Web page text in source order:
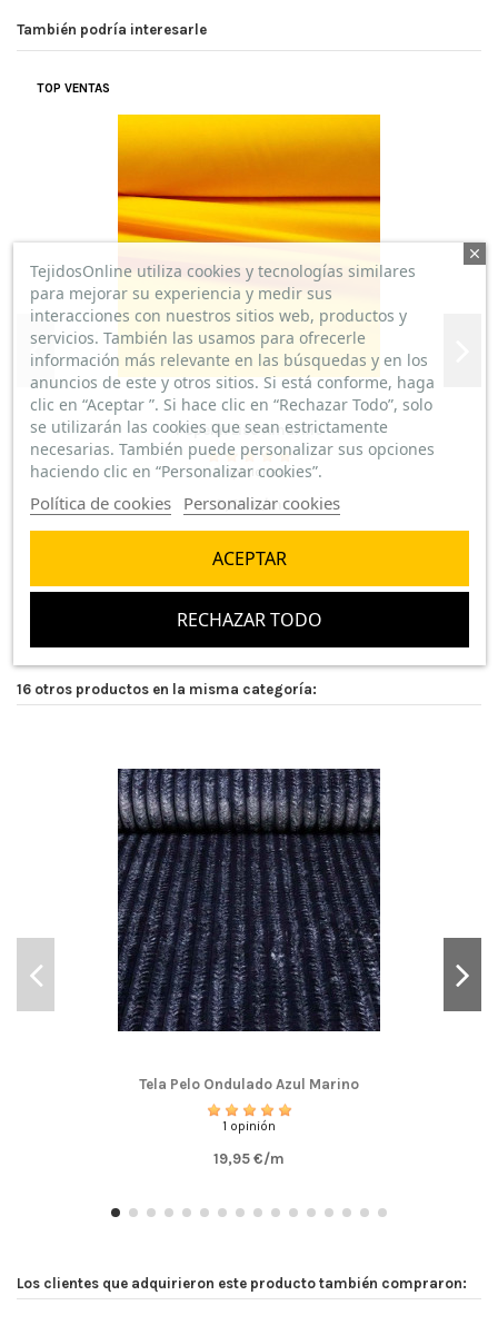
También podría interesarle
TOP VENTAS
Popelín Liso Amarillo
2 opiniones
5,50 €/m
16 otros productos en la misma categoría:
Tela Pelo Ondulado Azul Marino
1 opinión
19,95 €/m
Los clientes que adquirieron este producto también compraron:
TejidosOnline utiliza cookies y tecnologías similares
para mejorar su experiencia y medir sus
interacciones con nuestros sitios web, productos y
servicios. También las usamos para ofrecerle
información más relevante en las búsquedas y en los
anuncios de este y otros sitios. Si está conforme, haga
clic en “Aceptar ”. Si hace clic en “Rechazar Todo”, solo
se utilizarán las cookies que sean estrictamente
necesarias. También puede personalizar sus opciones
haciendo clic en “Personalizar cookies”.
Política de cookies Personalizar cookies
RECHAZAR TODO
ACEPTAR